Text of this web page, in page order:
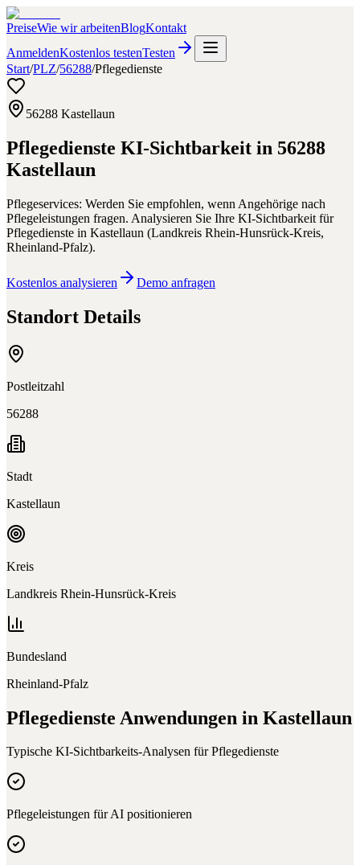
PreiseWie wir arbeitenBlogKontakt
AnmeldenKostenlos testenTesten
Start/PLZ/56288/Pflegedienste
56288 Kastellaun
Pflegedienste KI-Sichtbarkeit in 56288
Kastellaun
Pflegeservices: Werden Sie empfohlen, wenn Angehörige nach
Pflegeleistungen fragen. Analysieren Sie Ihre KI-Sichtbarkeit für
Pflegedienste in Kastellaun (Landkreis Rhein-Hunsrück-Kreis,
Rheinland-Pfalz).
Kostenlos analysieren Demo anfragen
Standort Details
Postleitzahl
56288
Stadt
Kastellaun
Kreis
Landkreis Rhein-Hunsrück-Kreis
Bundesland
Rheinland-Pfalz
Pflegedienste Anwendungen in Kastellaun
Typische KI-Sichtbarkeits-Analysen fürPflegedienste
Pflegeleistungen für AI positionieren